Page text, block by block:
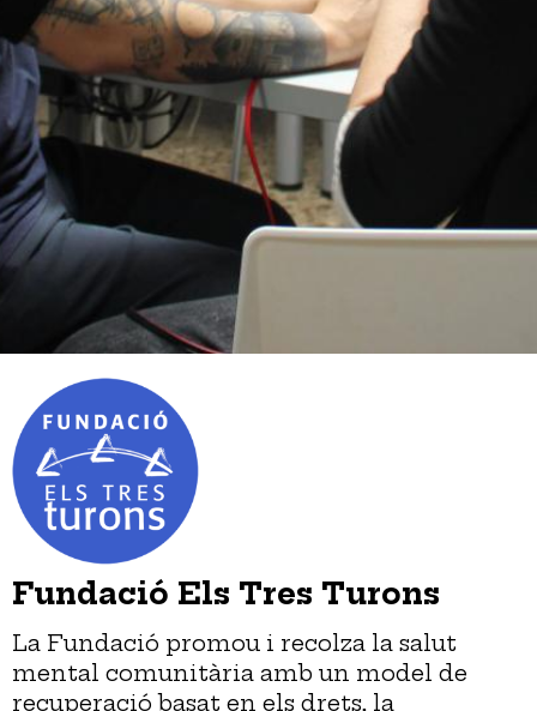
Fundació Els Tres Turons
La Fundació promou i recolza la salut
mental comunitària amb un model de
recuperació basat en els drets, la